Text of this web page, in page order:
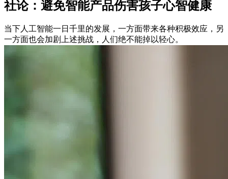
社论：避免智能产品伤害孩子心智健康
当下人工智能一日千里的发展，一方面带来各种积极效应，另
一方面也会加剧上述挑战，人们绝不能掉以轻心。